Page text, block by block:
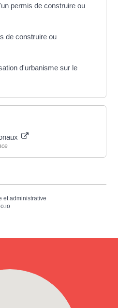
permis de construire ou
de construire ou
d'urbanisme sur le
et administrative